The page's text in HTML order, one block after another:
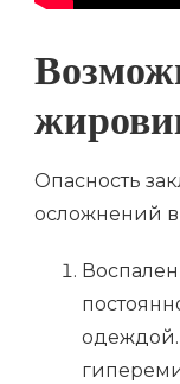
Опасность
осложнений в
одеждой.